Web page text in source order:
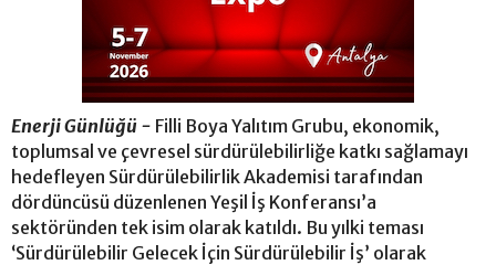
Enerji Günlüğü - Filli Boya Yalıtım Grubu, ekonomik,
toplumsal ve çevresel sürdürülebilirliğe katkı sağlamayı
hedefleyen Sürdürülebilirlik Akademisi tarafından
dördüncüsü düzenlenen Yeşil İş Konferansı’a
sektöründen tek isim olarak katıldı. Bu yılki teması
‘Sürdürülebilir Gelecek İçin Sürdürülebilir İş’ olarak